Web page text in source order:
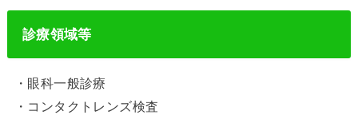
診療領域等
・眼科一般診療
・コンタクトレンズ検査